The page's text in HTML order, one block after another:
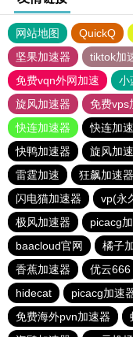
网站地图 QuickQ
坚果加速器
tiktok加
免费vqn外网加速
小
旋风加速器
免费vps
快连加速器
快连加
快鸭加速器
旋风加
雷霆加速
狂飙加速器
闪电猫加速器
vp(永
极风加速器
picacg
baacloud官网
橘子
香蕉加速器
优云666
hidecat
picacg加速
免费海外pvn加速器